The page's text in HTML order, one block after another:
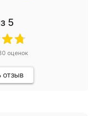
5
оценок
отзыв